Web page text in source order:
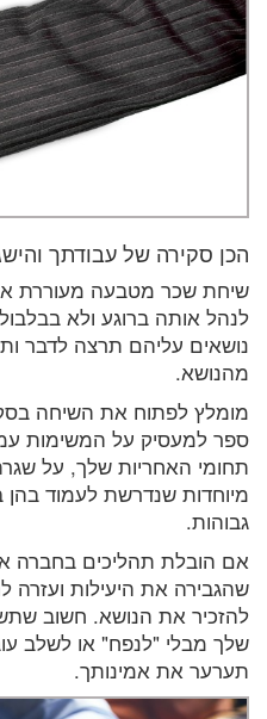
הכן סקירה של עבודתך
שיחת שכר מטבעה מעוררת אי
לנהל אותה ברוגע ולא
נושאים עליהם תרצה לדבר
מהנושא.
מומלץ לפתוח את השיחה
ספר למעסיק על המשימות
תחומי האחריות שלך, על
מיוחדות שנדרשת לעמוד בהן
גבוהות.
אם הובלת תהליכים בחברה
שהגבירה את היעילות ועזרה
להזכיר את הנושא. חשוב
שלך מבלי "לנפח" או לשלב
תערער את אמינותך.